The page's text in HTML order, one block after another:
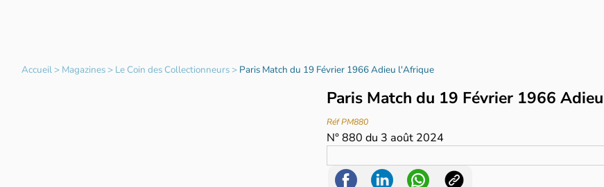
Accueil> Magazines> Le Coin des Collectionneurs> Paris Match du 19 Février 1966 Adieu l'Afrique
Paris Match du 19 Février 1966
Réf PM880
N°880 du 3 août 2024